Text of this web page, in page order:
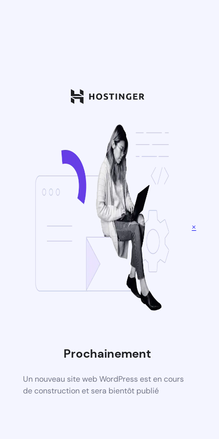
Prochainement
Un nouveau site web WordPress est en cours
de construction et sera bientôt publié
×